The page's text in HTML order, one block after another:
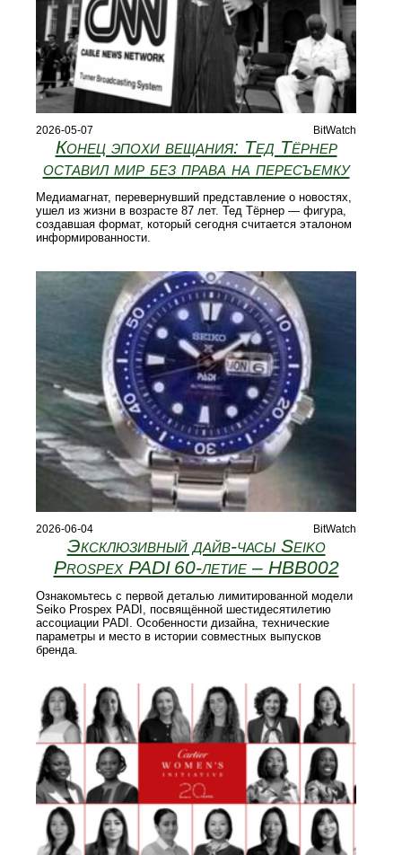
2026-05-07 BitWatch
Конец эпохи вещания: Тед Тёрнер
оставил мир без права на пересъемку
Медиамагнат, перевернувший представление о новостях,
ушел из жизни в возрасте 87 лет. Тед Тёрнер — фигура,
создавшая формат, который сегодня считается эталоном
информированности.
2026-06-04 BitWatch
Эксклюзивный дайв-часы Seiko
Prospex PADI 60‑летие – HBB002
Ознакомьтесь с первой деталью лимитированной модели
Seiko Prospex PADI, посвящённой шестидесятилетию
ассоциации PADI. Особенности дизайна, технические
параметры и место в истории совместных выпусков
бренда.